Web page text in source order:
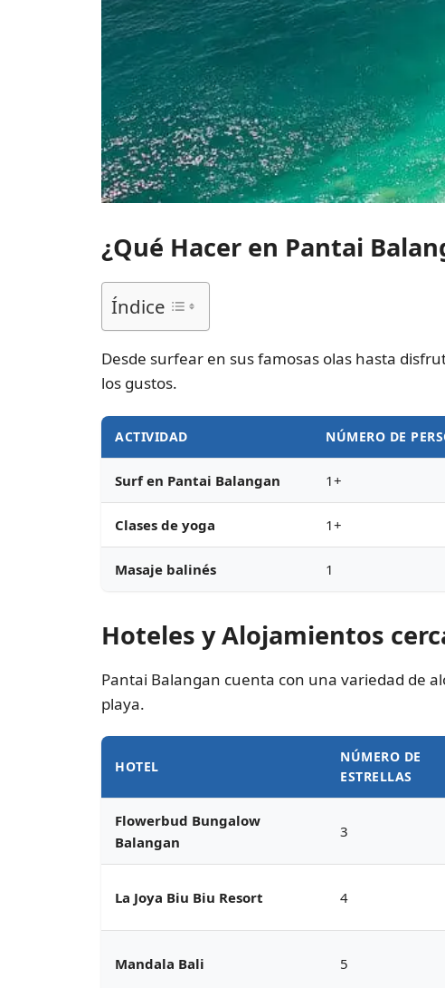
¿Qué Hacer en Pantai
Índice
Desde surfear en sus famosas olas hasta
los gustos.
ACTIVIDAD NÚMERO DE
Surf en Pantai Balangan 1+
Clases de yoga 1+
Masaje balinés 1
Hoteles y Alojamientos
Pantai Balangan cuenta con una variedad de
playa.
HOTEL
NÚMERO DE
ESTRELLAS
Flowerbud Bungalow
Balangan
3
La Joya Biu Biu Resort 4
Mandala Bali 5